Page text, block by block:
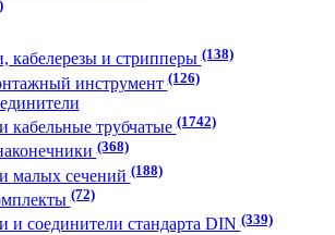
кабелерезы и стрипперы(138)
инструмент(126)
кабельные трубчатые(1742)
(368)
малых сечений(188)
(72)
и соединители стандарта DIN(339)